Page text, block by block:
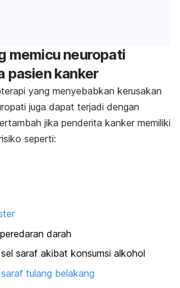
memicu neuropati
pasien kanker
yang menyebabkan kerusakan
juga dapat terjadi dengan
jika penderita kanker memiliki
seperti:
darah
saraf akibat konsumsi alkohol
saraf tulang belakang